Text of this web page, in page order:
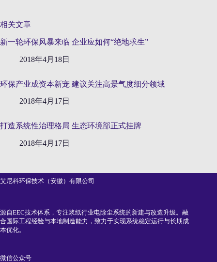
相关文章
新一轮环保风暴来临 企业应如何“绝地求生”
2018年4月18日
环保产业成资本新宠 建议关注高景气度细分领域
2018年4月17日
打造系统性治理格局 生态环境部正式挂牌
2018年4月17日
艾尼科环保技术（安徽）有限公司
源自EEC技术体系，专注浆纸行业电除尘系统的新建与改造升级。融
合国际工程经验与本地制造能力，致力于实现系统稳定运行与长期成
本优化。
微信公众号